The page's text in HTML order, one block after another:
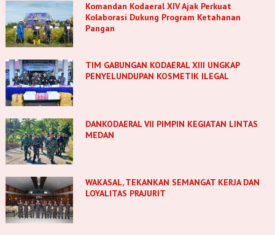
Komandan Kodaeral XIV Ajak Perkuat
Kolaborasi Dukung Program Ketahanan
Pangan
TIM GABUNGAN KODAERAL XIII UNGKAP
PENYELUNDUPAN KOSMETIK ILEGAL
DANKODAERAL VII PIMPIN KEGIATAN LINTAS
MEDAN
WAKASAL, TEKANKAN SEMANGAT KERJA DAN
LOYALITAS PRAJURIT